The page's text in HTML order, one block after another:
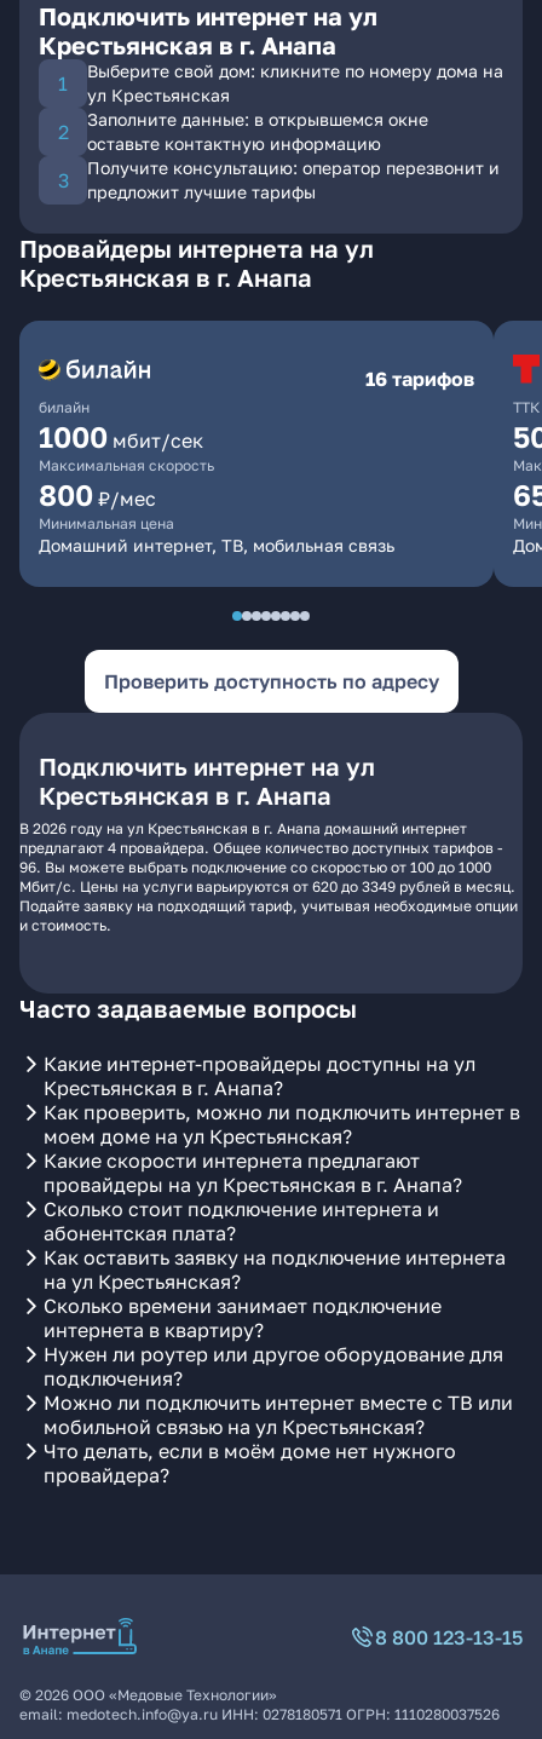
Подключить интернет на ул
Крестьянская в г. Анапа
Выберите свой дом: кликните по номеру дома на
ул Крестьянская
Заполните данные: в открывшемся окне
оставьте контактную информацию
Получите консультацию: оператор перезвонит и
предложит лучшие тарифы
Провайдеры интернета на ул
Крестьянская в г. Анапа
билайн
16 тарифов
1000 мбит/сек
Максимальная скорость
800 ₽/мес
Минимальная цена
Домашний интернет, ТВ, мобильная связь
ТТК
Проверить доступность по адресу
Подключить интернет на ул
Крестьянская в г. Анапа
В 2026 году на ул Крестьянская в г. Анапа домашний интернет
предлагают 4 провайдера. Общее количество доступных тарифов -
96. Вы можете выбрать подключение со скоростью от 100 до 1000
Мбит/с. Цены на услуги варьируются от 620 до 3349 рублей в месяц.
Подайте заявку на подходящий тариф, учитывая необходимые опции
и стоимость.
Часто задаваемые вопросы
Какие интернет-провайдеры доступны на ул
Крестьянская в г. Анапа?
Как проверить, можно ли подключить интернет в
моем доме на ул Крестьянская?
Какие скорости интернета предлагают
провайдеры на ул Крестьянская в г. Анапа?
Сколько стоит подключение интернета и
абонентская плата?
Как оставить заявку на подключение интернета
на ул Крестьянская?
Сколько времени занимает подключение
интернета в квартиру?
Нужен ли роутер или другое оборудование для
подключения?
Можно ли подключить интернет вместе с ТВ или
мобильной связью на ул Крестьянская?
Что делать, если в моём доме нет нужного
провайдера?
8 800 123-13-15
© 2026 ООО «Медовые Технологии»
email: medotech.info@ya.ru ИНН: 0278180571 ОГРН: 1110280037526